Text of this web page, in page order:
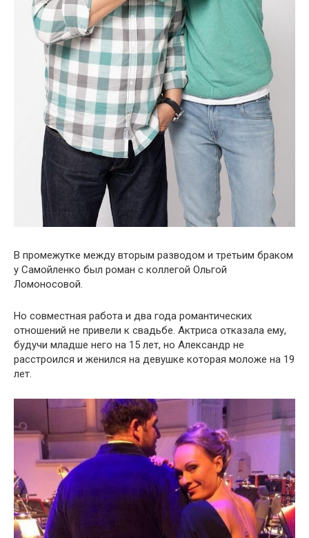
В промежутке между вторым разводом и третьим браком
у Самойленко был роман с коллегой Ольгой
Ломоносовой.
Но совместная работа и два года романтических
отношений не привели к свадьбе. Актриса отказала ему,
будучи младше него на 15 лет, но Александр не
расстроился и женился на девушке которая моложе на 19
лет.